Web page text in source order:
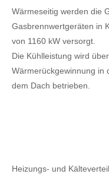
Wärmeseitig werden die
Gasbrennwertgeräten in
von 1160 kW versorgt.
Die Kühlleistung wird
Wärmerückgewinnung in
dem Dach betrieben.
Heizungs- und